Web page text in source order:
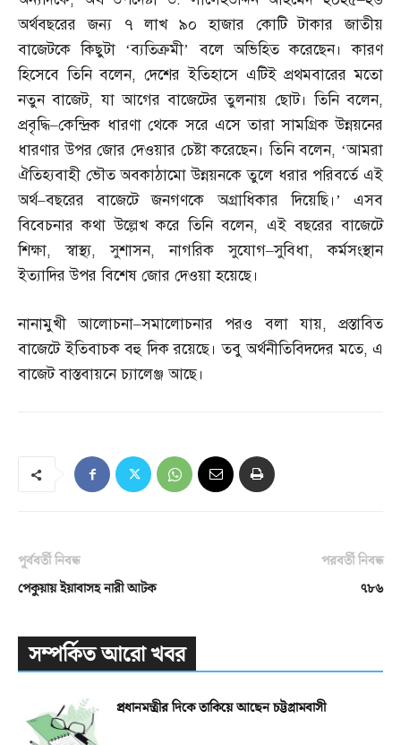
অর্থবছরের জন্য ৭ লাখ ৯০ হাজার কোটি টাকার জাতীয়
বাজেটকে কিছুটা ‘ব্যতিক্রমী’ বলে অভিহিত করেছেন। কারণ
হিসেবে তিনি বলেন,দেশের ইতিহাসে এটিই প্রথমবারের মতো
নতুন বাজেট,যা আগের বাজেটের তুলনায় ছোট। তিনি বলেন,
প্রবৃদ্ধি–কেন্দ্রিক ধারণা থেকে সরে এসে তারা সামগ্রিক উন্নয়নের
ধারণার উপর জোর দেওয়ার চেষ্টা করেছেন। তিনি বলেন, ‘আমরা
ঐতিহ্যবাহী ভৌত অবকাঠামো উন্নয়নকে তুলে ধরার পরিবর্তে এই
অর্থ–বছরের বাজেটে জনগণকে অগ্রাধিকার দিয়েছি।’ এসব
বিবেচনার কথা উল্লেখ করে তিনি বলেন, এই বছরের বাজেটে
শিক্ষা,স্বাস্থ্য,সুশাসন,নাগরিক সুযোগ–সুবিধা,কর্মসংস্থান
ইত্যাদির উপর বিশেষ জোর দেওয়া হয়েছে।
নানামুখী আলোচনা–সমালোচনার পরও বলা যায়,প্রস্তাবিত
বাজেটে ইতিবাচক বহু দিক রয়েছে। তবু অর্থনীতিবিদদের মতে, এ
বাজেট বাস্তবায়নে চ্যালেঞ্জ আছে।
পূর্ববর্তী নিবন্ধ
পেকুয়ায় ইয়াবাসহ নারী আটক
পরবর্তী নিবন্ধ
৭৮৬
সম্পর্কিত আরো খবর
প্রধানমন্ত্রীর দিকে তাকিয়ে আছেন চট্টগ্রামবাসী